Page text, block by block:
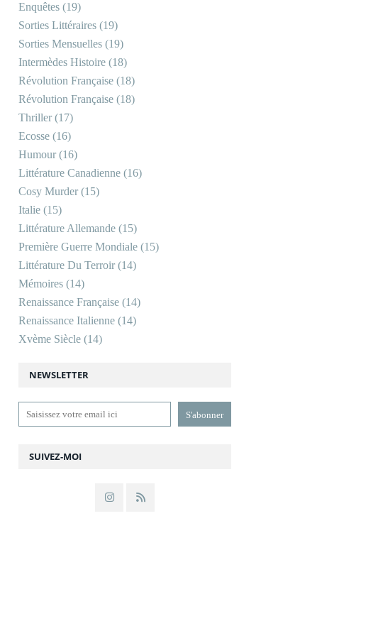
NEWSLETTER
SUIVEZ-MOI
Enquêtes (19)
Sorties Littéraires (19)
Sorties Mensuelles (19)
Intermèdes Histoire (18)
Révolution Française (18)
Révolution Française (18)
Thriller(17)
Ecosse (16)
Humour(16)
Littérature Canadienne (16)
Cosy Murder(15)
Italie (15)
Littérature Allemande (15)
Première Guerre Mondiale (15)
Littérature Du Terroir(14)
Mémoires (14)
Renaissance Française (14)
Renaissance Italienne (14)
Xvème Siècle (14)